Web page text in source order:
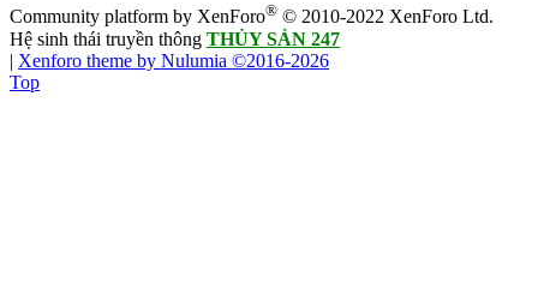
Community platform by XenForo® © 2010-2022 XenForo Ltd.
Hệ sinh thái truyền thông THỦY SẢN 247
| Xenforo theme by Nulumia ©2016-2026
Top